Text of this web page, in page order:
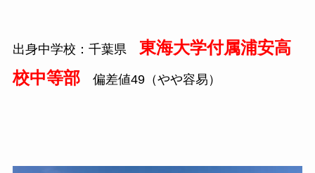
出身中学校：千葉県 東海大学付属浦安高
校中等部偏差値49（やや容易）